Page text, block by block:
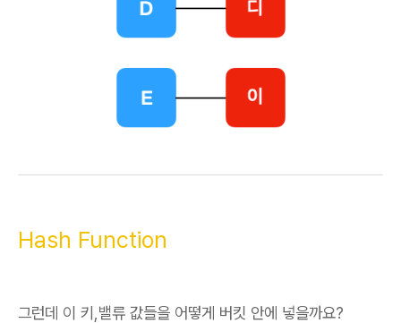
Hash Function
그런데 이 키,밸류 값들을 어떻게 버킷 안에 넣을까요?